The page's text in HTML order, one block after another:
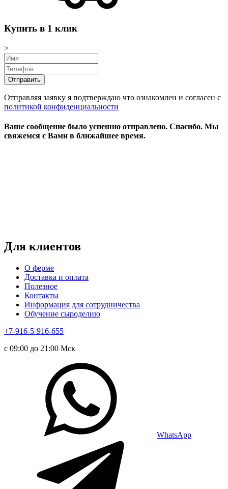
Купить в 1 клик
>
Отправляя заявку я подтверждаю что ознакомлен и согласен с
политикой конфиденциальности
Ваше сообщение было успешно отправлено. Спасибо. Mы
свяжемся с Вами в ближайшее время.
Для клиентов
О ферме
Доставка и оплата
Полезное
Контакты
Информация для сотрудничества
Обучение сыроделию
+7-916-5-916-655
с 09:00 до 21:00 Мск
WhatsApp